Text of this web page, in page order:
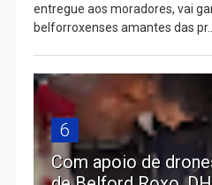
entregue aos moradores, vai
belforroxenses amantes das pr...
6
Com apoio de